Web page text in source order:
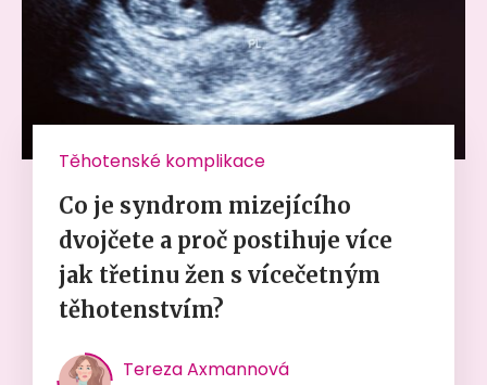
Těhotenské komplikace
Co je syndrom mizejícího
dvojčete a proč postihuje více
jak třetinu žen s vícečetným
těhotenstvím?
Tereza Axmannová